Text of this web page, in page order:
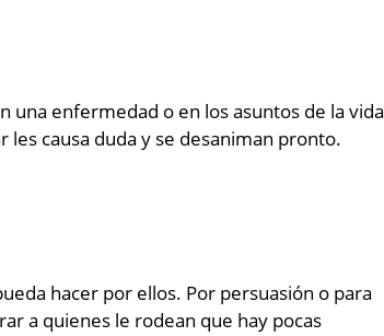
una enfermedad o en los asuntos de la vida
causa duda y se desaniman pronto.
hacer por ellos. Por persuasión o para
a quienes le rodean que hay pocas